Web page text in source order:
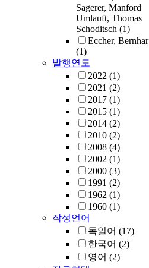
Sagerer, Manford
Umlauft, Thomas
Schoditsch (1)
Eccher, Bernhar
(1)
발행연도
2022 (1)
2021 (2)
2017 (1)
2015 (1)
2014 (2)
2010 (2)
2008 (4)
2002 (1)
2000 (3)
1991 (2)
1962 (1)
1960 (1)
작성언어
독일어 (17)
한국어 (2)
영어 (2)